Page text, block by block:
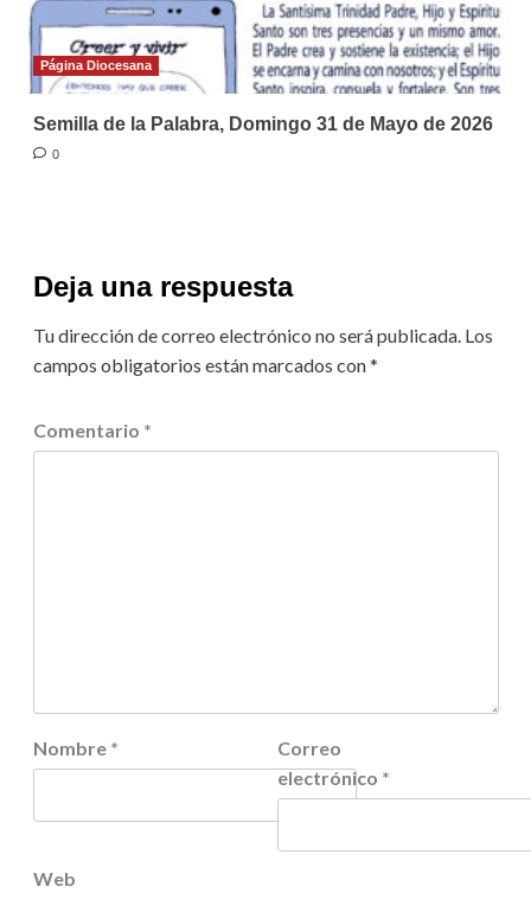
Página Diocesana
Semilla de la Palabra, Domingo 31 de Mayo de 2026
0
Deja una respuesta
Tu dirección de correo electrónico no será publicada. Los
campos obligatorios están marcados con*
Comentario *
Nombre *
Correo
electrónico *
Web